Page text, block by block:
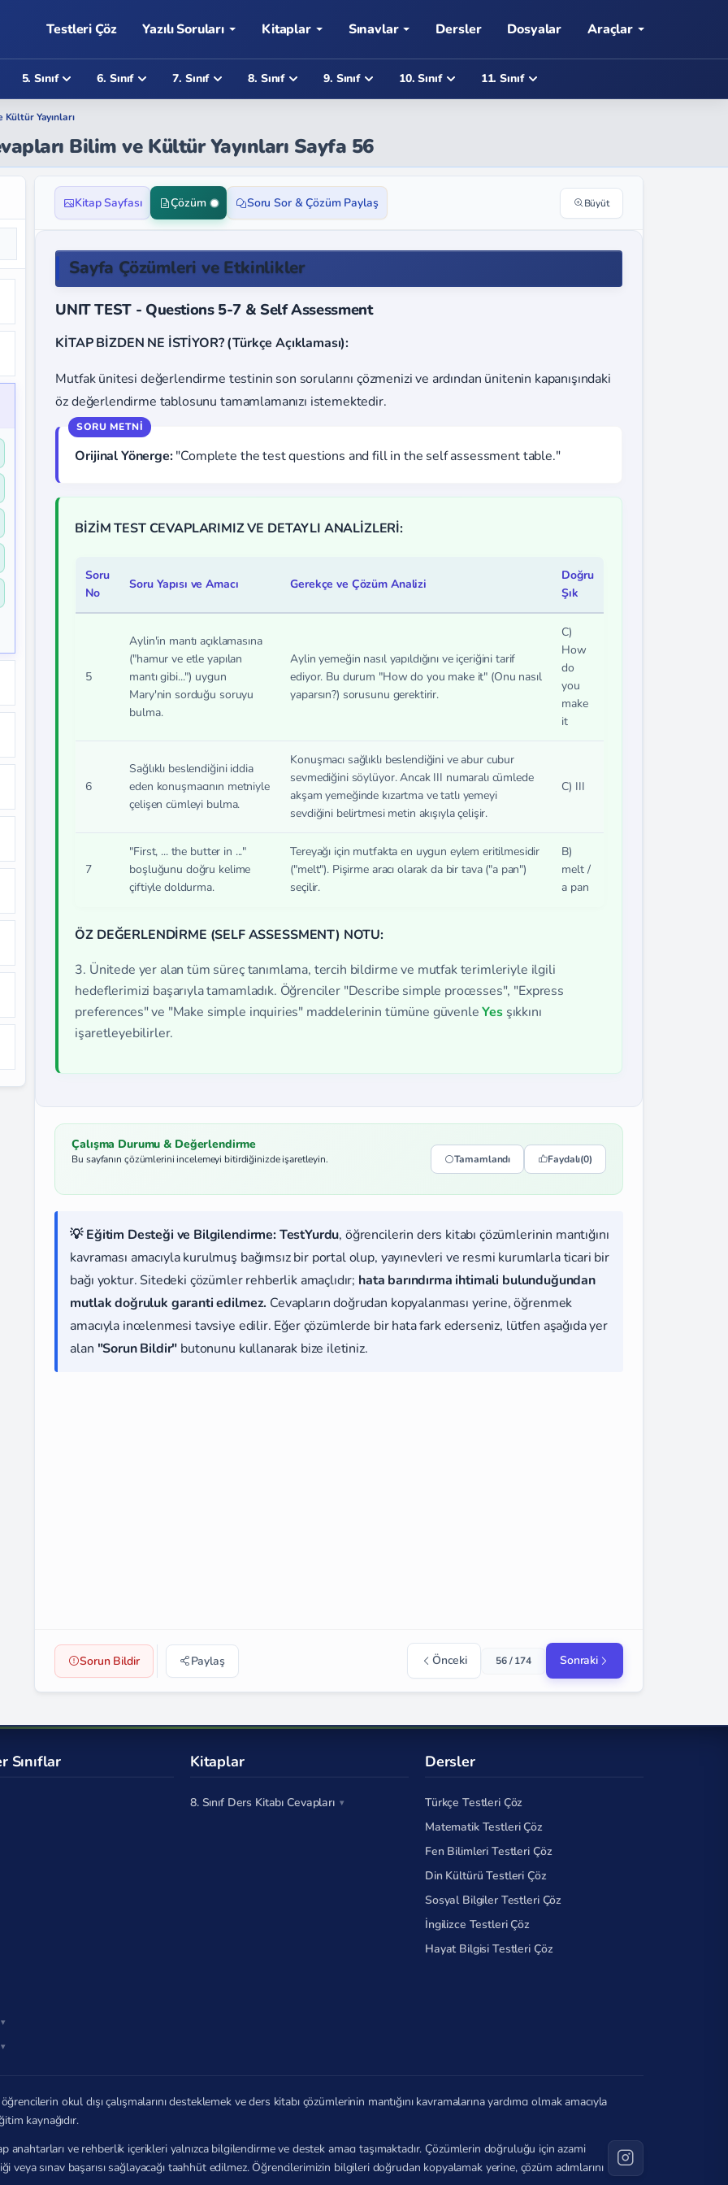
Testleri Çöz Yazılı Soruları Kitaplar Sınavlar Dersler Dosyalar Araçlar
5. Sınıf 6. Sınıf 7. Sınıf 8. Sınıf 9. Sınıf 10. Sınıf 11. Sınıf
Kültür Yayınları
Bilim ve Kültür Yayınları Sayfa 56
Kitap Sayfası Çözüm Soru Sor & Çözüm Paylaş Büyüt
Sayfa Çözümleri ve Etkinlikler
UNIT TEST - Questions 5-7 & Self Assessment
KİTAP BİZDEN NE İSTİYOR? (Türkçe Açıklaması):
Mutfak ünitesi değerlendirme testinin son sorularını çözmenizi ve ardından ünitenin kapanışındaki
öz değerlendirme tablosunu tamamlamanızı istemektedir.
Orijinal Yönerge:"Complete the test questions and fill in the self assessment table."
BİZİM TEST CEVAPLARIMIZ VE DETAYLI ANALİZLERİ:
Soru
No
Soru Yapısı ve Amacı Gerekçe ve Çözüm Analizi
Doğru
Şık
5
Aylin'in mantı açıklamasına
("hamur ve etle yapılan
mantı gibi...") uygun
Mary'nin sorduğu soruyu
bulma.
Aylin yemeğin nasıl yapıldığını ve içeriğini tarif
ediyor. Bu durum "How do you make it" (Onu nasıl
yaparsın?) sorusunu gerektirir.
C)
How
do
you
make
it
6
Sağlıklı beslendiğini iddia
eden konuşmacının metniyle
çelişen cümleyi bulma.
Konuşmacı sağlıklı beslendiğini ve abur cubur
sevmediğini söylüyor. Ancak III numaralı cümlede
akşam yemeğinde kızartma ve tatlı yemeyi
sevdiğini belirtmesi metin akışıyla çelişir.
C) III
7
"First, ... the butter in ..."
boşluğunu doğru kelime
çiftiyle doldurma.
Tereyağı için mutfakta en uygun eylem eritilmesidir
("melt"). Pişirme aracı olarak da bir tava ("a pan")
seçilir.
B)
melt /
a pan
ÖZ DEĞERLENDİRME (SELF ASSESSMENT) NOTU:
3. Ünitede yer alan tüm süreç tanımlama, tercih bildirme ve mutfak terimleriyle ilgili
hedeflerimizi başarıyla tamamladık. Öğrenciler "Describe simple processes", "Express
preferences" ve "Make simple inquiries" maddelerinin tümüne güvenleYesşıkkını
işaretleyebilirler.
Çalışma Durumu & Değerlendirme
Bu sayfanın çözümlerini incelemeyi bitirdiğinizde işaretleyin. Tamamlandı Faydalı(0)
💡 Eğitim Desteği ve Bilgilendirme:TestYurdu, öğrencilerin ders kitabı çözümlerinin mantığını
kavraması amacıyla kurulmuş bağımsız bir portal olup, yayınevleri ve resmi kurumlarla ticari bir
bağı yoktur. Sitedeki çözümler rehberlik amaçlıdır; hata barındırma ihtimali bulunduğundan
mutlak doğruluk garanti edilmez. Cevapların doğrudan kopyalanması yerine, öğrenmek
amacıyla incelenmesi tavsiye edilir. Eğer çözümlerde bir hata fark ederseniz, lütfen aşağıda yer
alan "Sorun Bildir" butonunu kullanarak bize iletiniz.
Sorun Bildir Paylaş Önceki 56 / 174 Sonraki
Sınıflar Kitaplar
8. Sınıf Ders Kitabı Cevapları
Dersler
Türkçe Testleri Çöz
Matematik Testleri Çöz
Fen Bilimleri Testleri Çöz
Din Kültürü Testleri Çöz
Sosyal Bilgiler Testleri Çöz
İngilizce Testleri Çöz
Hayat Bilgisi Testleri Çöz
okul dışı çalışmalarını desteklemek ve ders kitabı çözümlerinin mantığını kavramalarına yardımcı olmak amacıyla
kaynağıdır.
ve rehberlik içerikleri yalnızca bilgilendirme ve destek amacı taşımaktadır. Çözümlerin doğruluğu için azami
sınav başarısı sağlayacağı taahhüt edilmez. Öğrencilerimizin bilgileri doğrudan kopyalamak yerine, çözüm adımlarını